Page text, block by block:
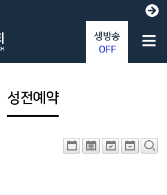
생방송
OFF
성전예약